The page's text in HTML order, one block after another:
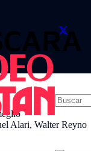
Alari, Walter Reyno